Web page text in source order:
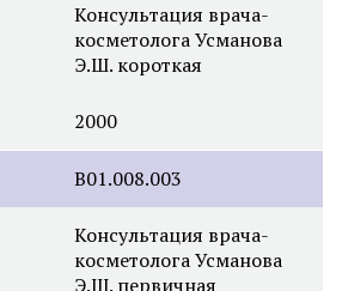
Консультация врача-
косметолога Усманова
Э.Ш. короткая
2000
B01.008.003
Консультация врача-
косметолога Усманова
Э.Ш. первичная